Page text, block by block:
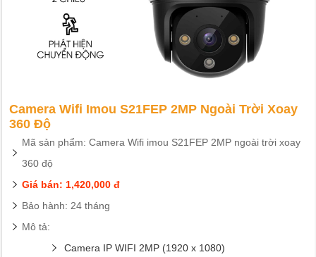
Camera Wifi Imou S21FEP 2MP Ngoài Trời Xoay
360 Độ
Mã sản phẩm: Camera Wifi imou S21FEP 2MP ngoài trời xoay
360 độ
Giá bán: 1,420,000 đ
Bảo hành: 24 tháng
Mô tả:
Camera IP WIFI 2MP (1920 x 1080)